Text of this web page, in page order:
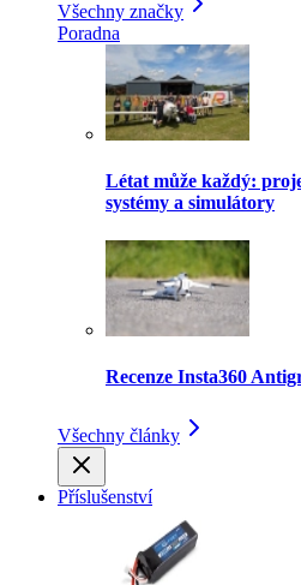
Všechny značky
Poradna
Létat může každý:
systémy a simulátory
Recenze Insta360
Všechny články
Příslušenství